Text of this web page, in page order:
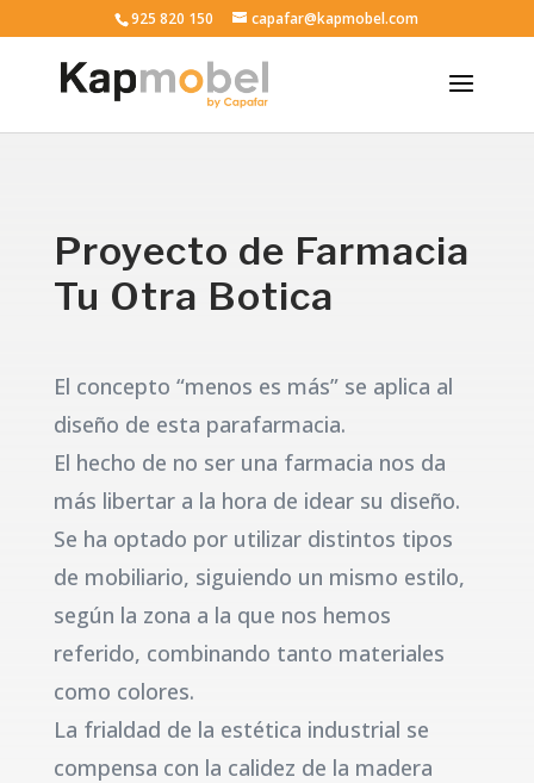
925 820 150 capafar@kapmobel.com
Proyecto de Farmacia
Tu Otra Botica
El concepto “menos es más” se aplica al
diseño de esta parafarmacia.
El hecho de no ser una farmacia nos da
más libertar a la hora de idear su diseño.
Se ha optado por utilizar distintos tipos
de mobiliario, siguiendo un mismo estilo,
según la zona a la que nos hemos
referido, combinando tanto materiales
como colores.
La frialdad de la estética industrial se
compensa con la calidez de la madera